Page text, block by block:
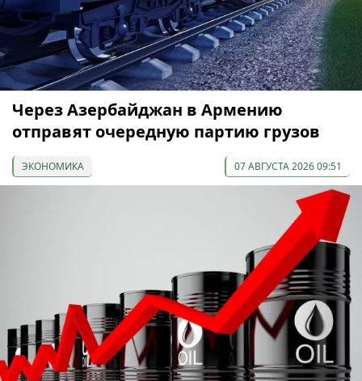
Через Азербайджан в Армению
отправят очередную партию грузов
ЭКОНОМИКА 07 АВГУСТА 2026 09:51